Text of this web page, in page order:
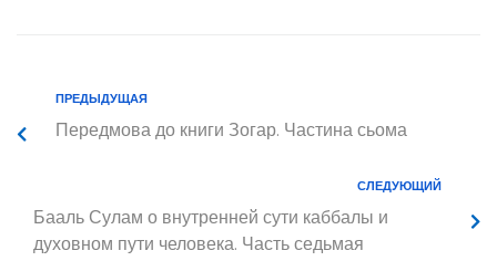
ПРЕДЫДУЩАЯ
Передмова до книги Зогар. Частина сьома
СЛЕДУЮЩИЙ
Бааль Суламо внутренней сути каббалы и
духовном пути человека. Часть седьмая